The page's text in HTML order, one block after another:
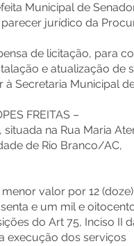
Municipal de
jurídico da
de licitação, para
e atualização de
Secretaria Municipal
FREITAS –
na Rua Maria
de Rio Branco/AC,
valor por 12
e um mil e
do Art 75, Inciso II
execução dos serviços